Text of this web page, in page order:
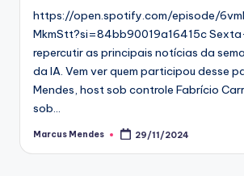
https://open.spotify.com/episode/
MkmStt?si=84bb90019a16415c
repercutir as principais notícias da
da IA. Vem ver quem participou desse
Mendes, host sob controle Fabrício
sob…
Posted
Marcus Mendes 29/11/2024